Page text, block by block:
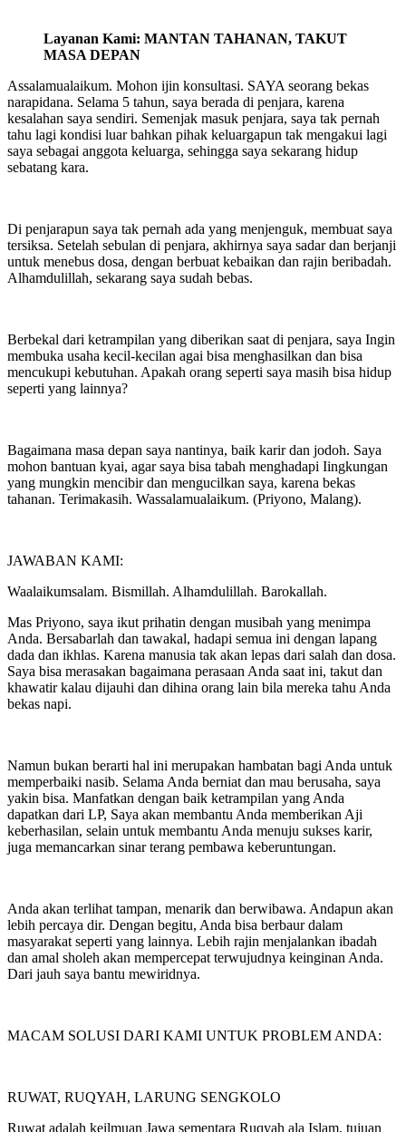
Layanan Kami: MANTAN TAHANAN, TAKUT
MASA DEPAN
Assalamualaikum. Mohon ijin konsultasi. SAYA seorang bekas
narapidana. Selama 5 tahun, saya berada di penjara, karena
kesalahan saya sendiri. Semenjak masuk penjara, saya tak pernah
tahu lagi kondisi luar bahkan pihak keluargapun tak mengakui lagi
saya sebagai anggota keluarga, sehingga saya sekarang hidup
sebatang kara.
Di penjarapun saya tak pernah ada yang menjenguk, membuat saya
tersiksa. Setelah sebulan di penjara, akhirnya saya sadar dan berjanji
untuk menebus dosa, dengan berbuat kebaikan dan rajin beribadah.
Alhamdulillah, sekarang saya sudah bebas.
Berbekal dari ketrampilan yang diberikan saat di penjara, saya Ingin
membuka usaha kecil-kecilan agai bisa menghasilkan dan bisa
mencukupi kebutuhan. Apakah orang seperti saya masih bisa hidup
seperti yang lainnya?
Bagaimana masa depan saya nantinya, baik karir dan jodoh. Saya
mohon bantuan kyai, agar saya bisa tabah menghadapi Iingkungan
yang mungkin mencibir dan mengucilkan saya, karena bekas
tahanan. Terimakasih. Wassalamualaikum. (Priyono, Malang).
JAWABAN KAMI:
Waalaikumsalam. Bismillah. Alhamdulillah. Barokallah.
Mas Priyono, saya ikut prihatin dengan musibah yang menimpa
Anda. Bersabarlah dan tawakal, hadapi semua ini dengan lapang
dada dan ikhlas. Karena manusia tak akan lepas dari salah dan dosa.
Saya bisa merasakan bagaimana perasaan Anda saat ini, takut dan
khawatir kalau dijauhi dan dihina orang lain bila mereka tahu Anda
bekas napi.
Namun bukan berarti hal ini merupakan hambatan bagi Anda untuk
memperbaiki nasib. Selama Anda berniat dan mau berusaha, saya
yakin bisa. Manfatkan dengan baik ketrampilan yang Anda
dapatkan dari LP, Saya akan membantu Anda memberikan Aji
keberhasilan, selain untuk membantu Anda menuju sukses karir,
juga memancarkan sinar terang pembawa keberuntungan.
Anda akan terlihat tampan, menarik dan berwibawa. Andapun akan
lebih percaya dir. Dengan begitu, Anda bisa berbaur dalam
masyarakat seperti yang lainnya. Lebih rajin menjalankan ibadah
dan amal sholeh akan mempercepat terwujudnya keinginan Anda.
Dari jauh saya bantu mewiridnya.
MACAM SOLUSI DARI KAMI UNTUK PROBLEM ANDA:
RUWAT, RUQYAH, LARUNG SENGKOLO
Ruwat adalah keilmuan Jawa sementara Ruqyah ala Islam, tujuan